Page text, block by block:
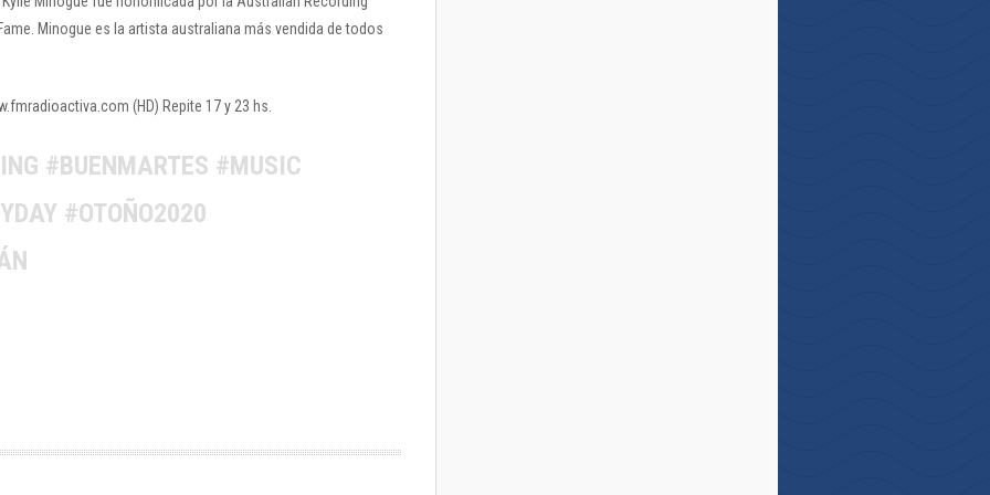
Minogue es la artista australiana más vendida de todos
(HD) Repite 17 y 23 hs.
#BUENMARTES #MUSIC
#OTOÑO2020